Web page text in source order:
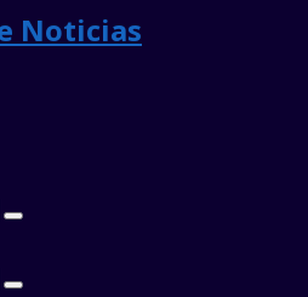
Search
Search